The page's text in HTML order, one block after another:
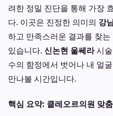
려한 정밀 진단을 통해 가장
다. 이곳은 진정한 의미의 강
하고 만족스러운 결과를 찾
있습니다. 신논현 울쎄라시술
수의 함정에서 벗어나 내 얼
만나볼 시간입니다.
핵심 요약: 클레오르의원 맞